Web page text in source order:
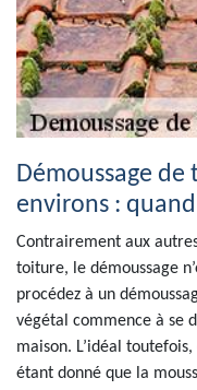
Démoussage de
environs :
Contrairement aux
toiture, le démoussage
procédez à un
végétal commence à se
maison. L’idéal
étant donné que la